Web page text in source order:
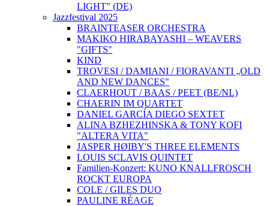
LIGHT" (DE)
Jazzfestival 2025
BRAINTEASER ORCHESTRA
MAKIKO HIRABAYASHI – WEAVERS
"GIFTS"
KIND
TROVESI / DAMIANI / FIORAVANTI „OLD
AND NEW DANCES"
CLAERHOUT / BAAS / PEET (BE/NL)
CHAERIN IM QUARTET
DANIEL GARCÍA DIEGO SEXTET
ALINA BZHEZHINSKA & TONY KOFI
"ALTERA VITA"
JASPER HØIBY'S THREE ELEMENTS
LOUIS SCLAVIS QUINTET
Familien-Konzert: KUNO KNALLFROSCH
ROCKT EUROPA
COLE / GILES DUO
PAULINE RÉAGE